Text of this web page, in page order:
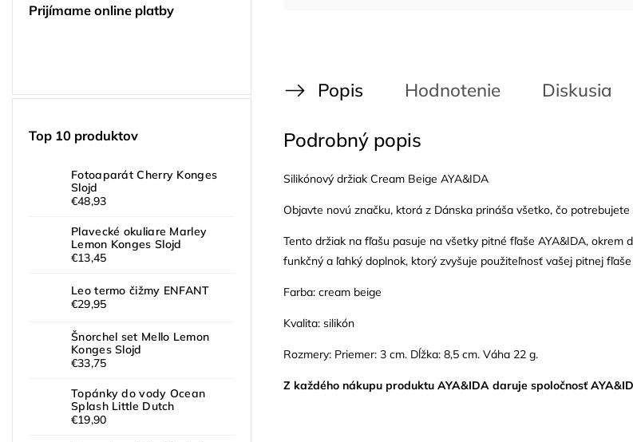
Prijímame online platby
Top 10 produktov
Fotoaparát Cherry Konges
Slojd
€48,93
Plavecké okuliare Marley
Lemon Konges Slojd
€13,45
Leo termo čižmy ENFANT
€29,95
Šnorchel set Mello Lemon
Konges Slojd
€33,75
Topánky do vody Ocean
Splash Little Dutch
€19,90
Popis Hodnotenie Diskusia
Podrobný popis
Silikónový držiak Cream Beige AYA&IDA
Objavte novú značku, ktorá z Dánska prináša všetko, čo
Tento držiak na fľašu pasuje na všetky pitné fľaše AYA&IDA,
funkčný a ľahký doplnok, ktorý zvyšuje použiteľnosť vašej pitnej
Farba: cream beige
Kvalita: silikón
Rozmery: Priemer: 3 cm. Dĺžka: 8,5 cm. Váha 22 g.
Z každého nákupu produktu AYA&IDA daruje spoločnosť